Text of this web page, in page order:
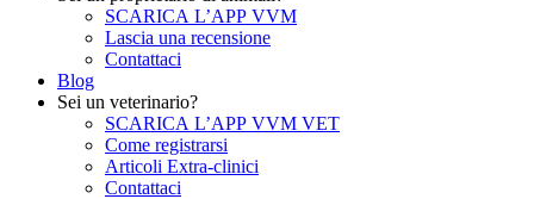
SCARICA L’APP VVM
Lascia una recensione
Contattaci
Blog
Sei un veterinario?
SCARICA L’APP VVM VET
Come registrarsi
Articoli Extra-clinici
Contattaci